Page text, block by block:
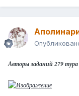
Авторы заданий 279 тура